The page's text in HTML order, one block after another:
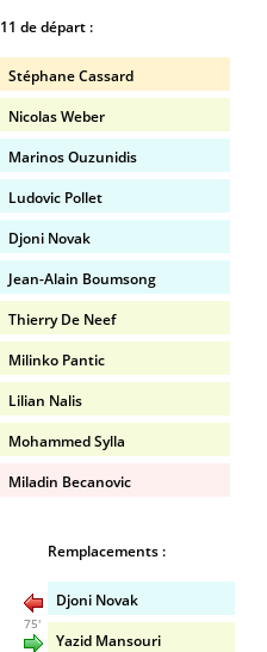
11 de départ :
Stéphane Cassard
Nicolas Weber
Marinos Ouzunidis
Ludovic Pollet
Djoni Novak
Jean-Alain Boumsong
Thierry De Neef
Milinko Pantic
Lilian Nalis
Mohammed Sylla
Miladin Becanovic
Remplacements :
Djoni Novak
75'
Yazid Mansouri